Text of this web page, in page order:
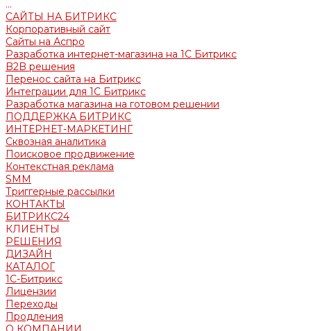
...
САЙТЫ НА БИТРИКС
Корпоративный сайт
Сайты на Аспро
Разработка интернет-магазина на 1С Битрикс
B2B решения
Перенос сайта на Битрикс
Интеграции для 1С Битрикс
Разработка магазина на готовом решении
ПОДДЕРЖКА БИТРИКС
ИНТЕРНЕТ-МАРКЕТИНГ
Сквозная аналитика
Поисковое продвижение
Контекстная реклама
SMM
Триггерные рассылки
КОНТАКТЫ
БИТРИКС24
КЛИЕНТЫ
РЕШЕНИЯ
ДИЗАЙН
КАТАЛОГ
1С-Битрикс
Лицензии
Переходы
Продления